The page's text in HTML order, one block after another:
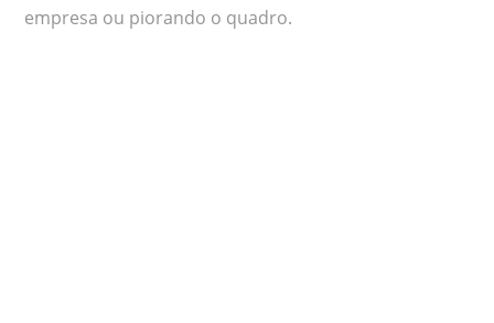
empresa ou piorando o quadro.